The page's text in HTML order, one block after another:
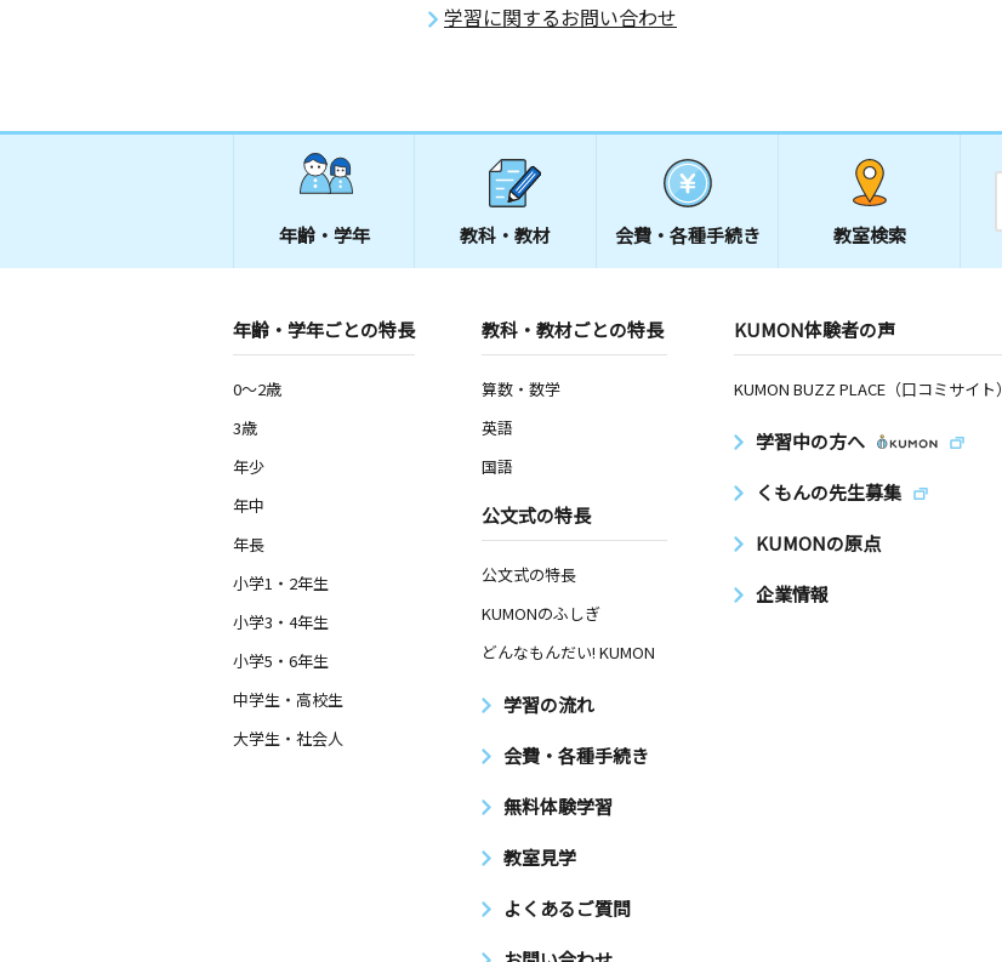
学習に関するお問い合わせ
年齢・学年 教科・教材 会費・ 各種手続き 教室検索
年齢・学年ごとの特長
0～2歳
3歳
年少
年中
年長
小学1・2年生
小学3・4年生
小学5・6年生
中学生・高校生
大学生・社会人
教科・教材ごとの特長
算数・数学
英語
国語
公文式の特長
公文式の特長
KUMONのふしぎ
どんなもんだい! KUMON
学習の流れ
会費・各種手続き
無料体験学習
教室見学
よくあるご質問
KUMON体験者の声
KUMON BUZZ PLACE（口コミサイト）
学習中の方へ
くもんの先生募集
KUMONの原点
企業情報